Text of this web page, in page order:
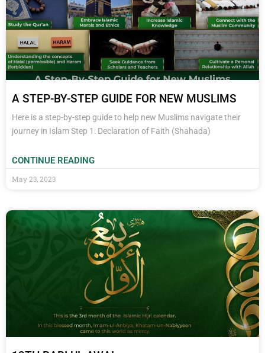
A STEP-BY-STEP GUIDE FOR NEW MUSLIMS
Here is a step-by-step guide to help new Muslims navigate their
journey in Islam Step 1: Declaration of Faith (Shahada)
CONTINUE READING
May 23, 2023